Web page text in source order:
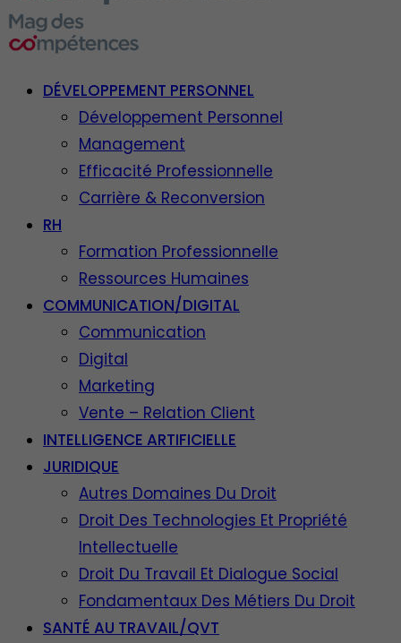
DÉVELOPPEMENT PERSONNEL
Développement Personnel
Management
Efficacité Professionnelle
Carrière & Reconversion
RH
Formation Professionnelle
Ressources Humaines
COMMUNICATION/DIGITAL
Communication
Digital
Marketing
Vente – Relation Client
INTELLIGENCE ARTIFICIELLE
JURIDIQUE
Autres Domaines Du Droit
Droit Des Technologies Et Propriété
Intellectuelle
Droit Du Travail Et Dialogue Social
Fondamentaux Des Métiers Du Droit
SANTÉ AU TRAVAIL/QVT